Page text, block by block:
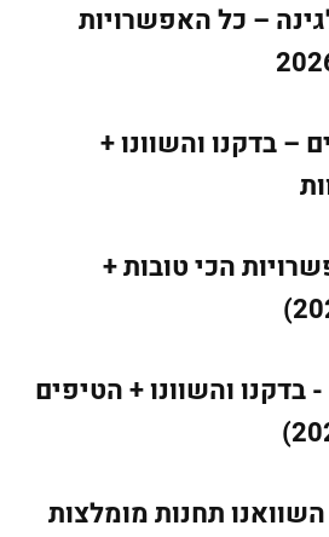
– כל האפשרויות
– בדקנו והשוונו +
הכי טובות +
והשוונו + הטיפים
תחנות מומלצות